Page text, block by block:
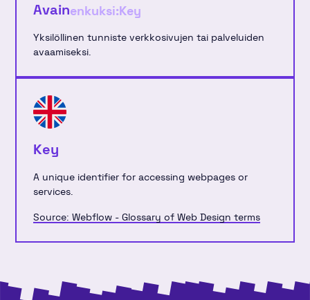
Avainenkuksi:Key
Yksilöllinen tunniste verkkosivujen tai palveluiden
avaamiseksi.
Key
A unique identifier for accessing webpages or
services.
Source: Webflow - Glossary of Web Design terms